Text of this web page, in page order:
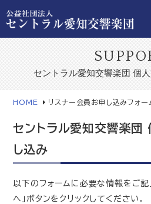
セントラル愛知交響楽団 個
HOME リスナー会員お申し込みフォー
セントラル愛知交響楽団
し込み
以下のフォームに必要な情報をご記
へ」ボタンをクリックしてください。